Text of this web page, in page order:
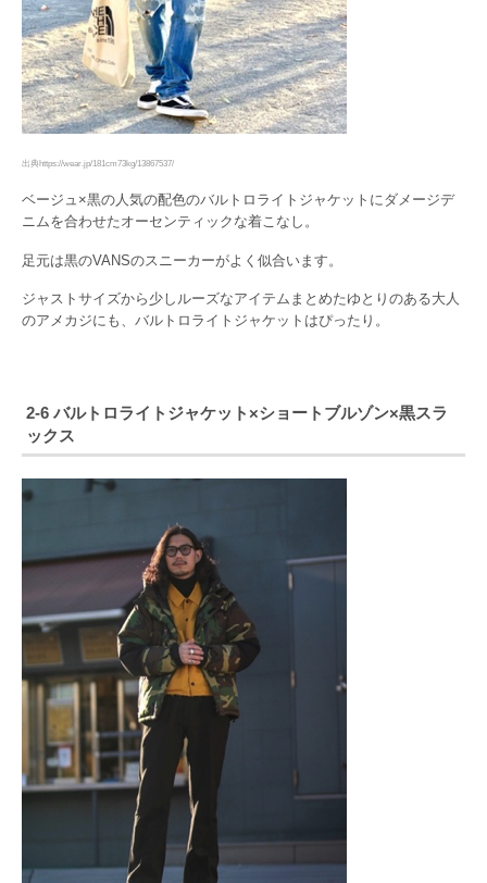
出典https://wear.jp/181cm73kg/13867537/
ベージュ×黒の人気の配色のバルトロライトジャケットにダメージデ
ニムを合わせたオーセンティックな着こなし。
足元は黒のVANSのスニーカーがよく似合います。
ジャストサイズから少しルーズなアイテムまとめたゆとりのある大人
のアメカジにも、バルトロライトジャケットはぴったり。
2-6 バルトロライトジャケット×ショートブルゾン×黒スラ
ックス